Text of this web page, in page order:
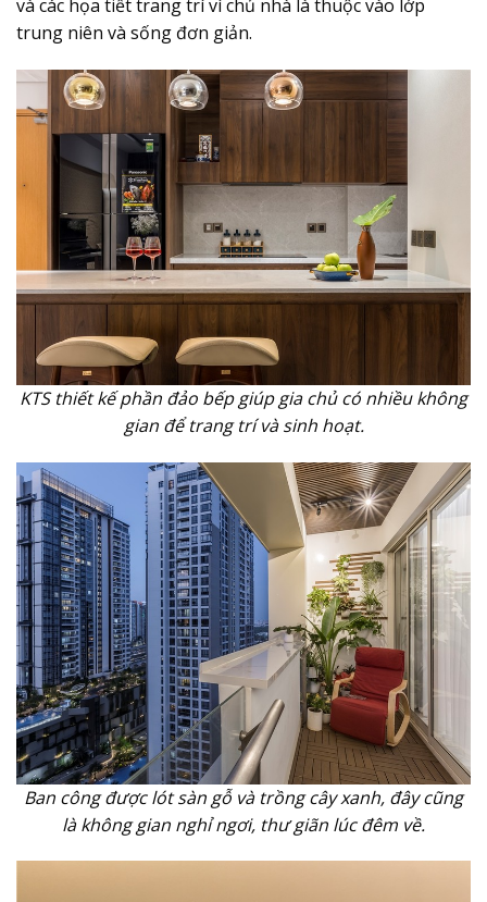
và các họa tiết trang trí vì chủ nhà là thuộc vào lớp
trung niên và sống đơn giản.
KTS thiết kế phần đảo bếp giúp gia chủ có nhiều không
gian để trang trí và sinh hoạt.
Ban công được lót sàn gỗ và trồng cây xanh, đây cũng
là không gian nghỉ ngơi, thư giãn lúc đêm về.